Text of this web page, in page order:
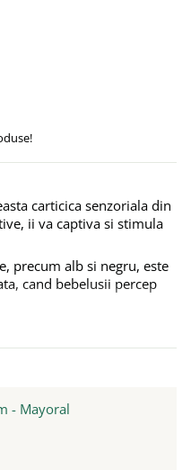
carticica senzoriala din
ii va captiva si stimula
precum alb si negru, este
cand bebelusii percep
de prindere, astfel
carucior, scoica sau
ideal, oriunde v-ati
simtului tactil,
limbajului si a
este alegerea
lumii.
- Mayoral